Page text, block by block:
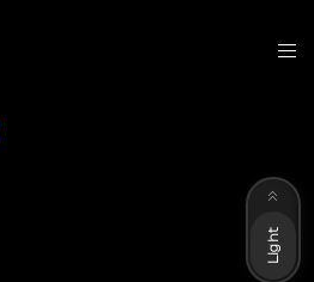
Light
Dark